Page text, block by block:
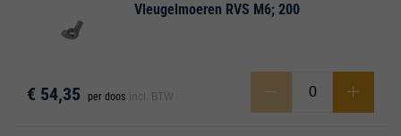
Vleugelmoeren RVS M6; 200
€ 54,35 per doos incl. BTW